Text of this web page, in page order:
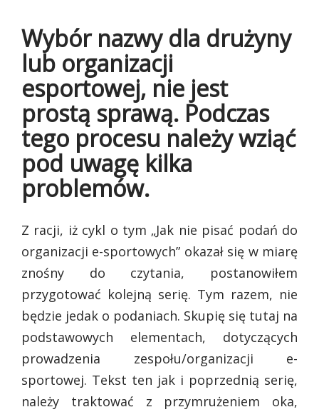
Wybór nazwy dla drużyny
lub organizacji
esportowej, nie jest
prostą sprawą. Podczas
tego procesu należy wziąć
pod uwagę kilka
problemów.
Z racji, iż cykl o tym „Jak nie pisać podań do
organizacji e-sportowych” okazał się w miarę
znośny do czytania, postanowiłem
przygotować kolejną serię. Tym razem, nie
będzie jedak o podaniach. Skupię się tutaj na
podstawowych elementach, dotyczących
prowadzenia zespołu/organizacji e-
sportowej. Tekst ten jak i poprzednią serię,
należy traktować z przymrużeniem oka,